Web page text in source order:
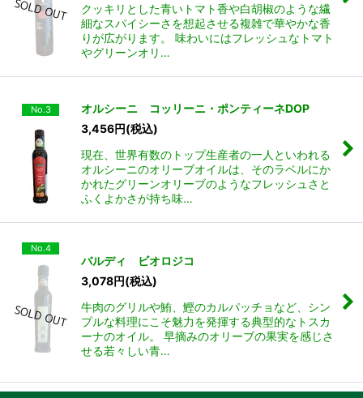
クッキリとした青いトマト香や白胡椒のような繊
細なスパイシーさを想起させる複雑で華やかな香
りが広がります。 味わいにはフレッシュなトマト
やグリーンオリ…
No.3
オルシーニ コッリーニ・ポンティーネDOP
3,456円(税込)
現在、世界有数のトップ生産者の一人といわれる
オルシーニのオリーブオイルは、そのラベルにか
かれたグリーンオリーブのようなフレッシュさと
ふくよかさが持ち味…
No.4
バルディ ビオロジコ
3,078円(税込)
牛肉のグリルや鮪、鰹のカルパッチョなど、シン
プルな料理にこそ魅力を発揮する典型的なトスカ
ーナのオイル。 早摘みのオリーブの果実を感じさ
せる若々しい青…